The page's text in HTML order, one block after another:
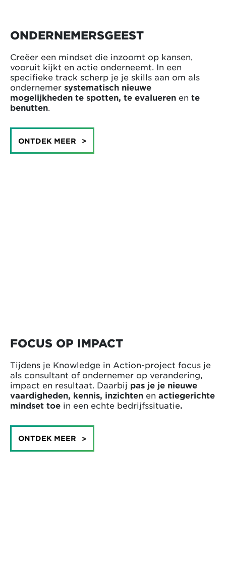
ONDERNEMERSGEEST
Creëer een mindset die inzoomt op kansen,
vooruit kijkt en actie onderneemt. In een
specifieke track scherp je je skills aan om als
ondernemer systematisch nieuwe
mogelijkheden te spotten, te evalueren en te
benutten.
ONTDEK MEER
FOCUS OP IMPACT
Tijdens je Knowledge in Action-project focus je
als consultant of ondernemer op verandering,
impact en resultaat. Daarbij pas je je nieuwe
vaardigheden, kennis, inzichten en actiegerichte
mindset toe in een echte bedrijfssituatie.
ONTDEK MEER